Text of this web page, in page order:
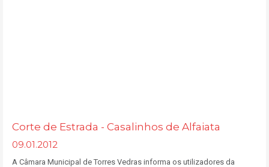
Corte de Estrada - Casalinhos de Alfaiata
09.01.2012
A Câmara Municipal de Torres Vedras informa os utilizadores da